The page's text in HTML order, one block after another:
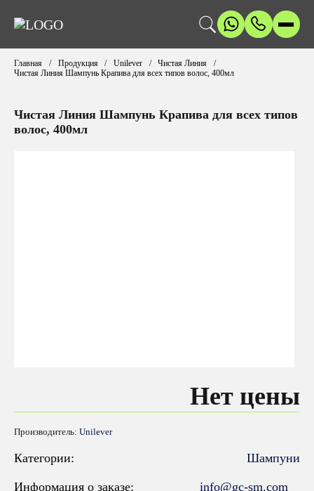
Главная Продукция Unilever
Чистая Линия
Чистая Линия Шампунь Крапива для всех типов волос, 400мл
Чистая Линия Шампунь Крапива для всех типов
волос, 400мл
Нет цены
Производитель:Unilever
Категории: Шампуни
Информация о заказе:
info@gc-sm.com